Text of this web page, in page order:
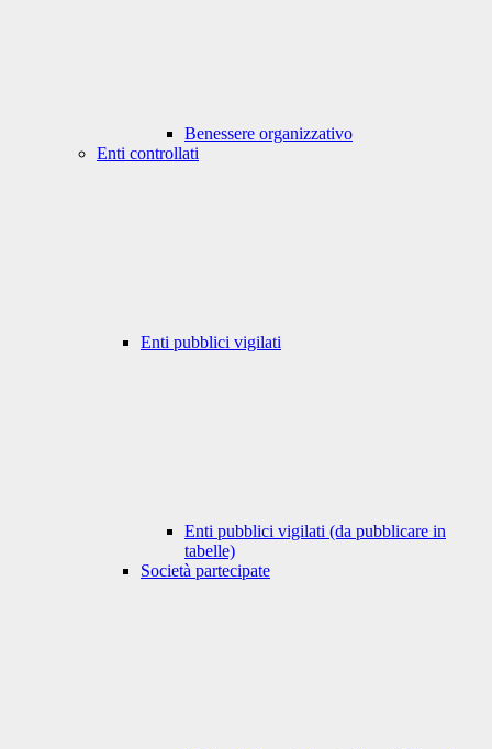
Benessere organizzativo
Enti controllati
Enti pubblici vigilati
Enti pubblici vigilati (da pubblicare in
tabelle)
Società partecipate